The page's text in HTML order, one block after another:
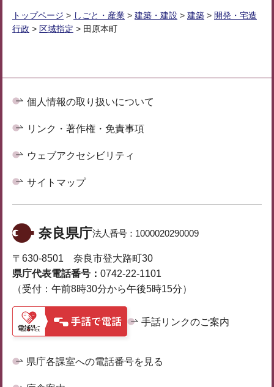
トップページ > しごと・産業 > 建築・建設 > 建築 > 開発・宅造
行政 > 区域指定 > 田原本町
個人情報の取り扱いについて
リンク・著作権・免責事項
ウェブアクセシビリティ
サイトマップ
奈良県庁法人番号： 1000020290009
〒630-8501 奈良市登大路町30
県庁代表電話番号： 0742-22-1101
（受付：午前8時30分から午後5時15分）
手話リンクのご案内
県庁各課室への電話番号を見る